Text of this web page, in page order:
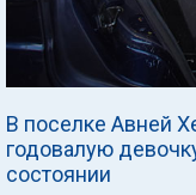
В поселке Авней
годовалую
состоянии